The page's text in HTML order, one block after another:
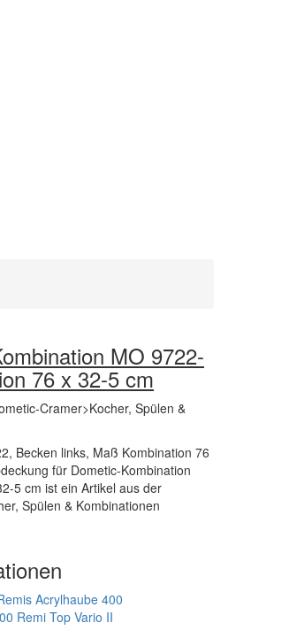
MO 9722-
76 x 32-5 cm
Cramer>Kocher, Spülen &
Becken links, Maß Kombination 76
für Dometic-Kombination
5 cm ist ein Artikel aus der
Spülen & Kombinationen